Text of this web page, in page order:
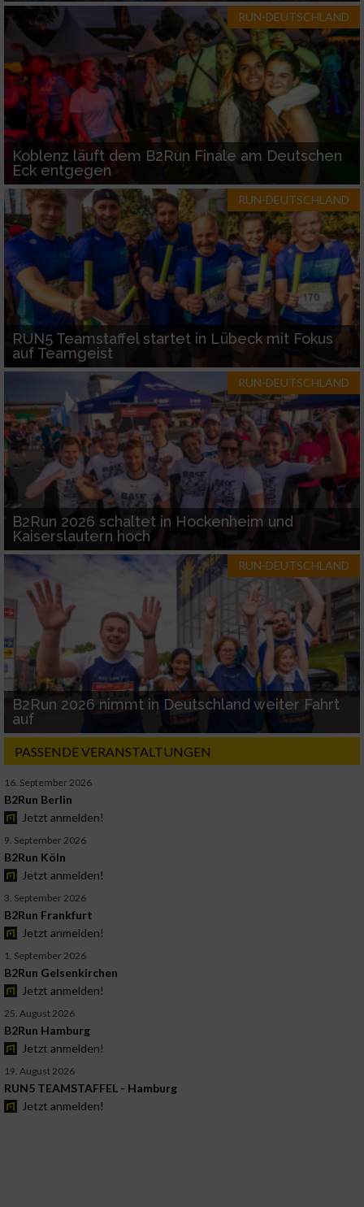
RUN-DEUTSCHLAND
Koblenz läuft dem B2Run Finale am Deutschen
Eck entgegen
RUN-DEUTSCHLAND
RUN5 Teamstaffel startet in Lübeck mit Fokus
auf Teamgeist
RUN-DEUTSCHLAND
B2Run 2026 schaltet in Hockenheim und
Kaiserslautern hoch
RUN-DEUTSCHLAND
B2Run 2026 nimmt in Deutschland weiter Fahrt
auf
PASSENDE VERANSTALTUNGEN
16. September 2026
B2Run Berlin
Jetzt anmelden!
9. September 2026
B2Run Köln
Jetzt anmelden!
3. September 2026
B2Run Frankfurt
Jetzt anmelden!
1. September 2026
B2Run Gelsenkirchen
Jetzt anmelden!
25. August 2026
B2Run Hamburg
Jetzt anmelden!
19. August 2026
RUN5 TEAMSTAFFEL - Hamburg
Jetzt anmelden!